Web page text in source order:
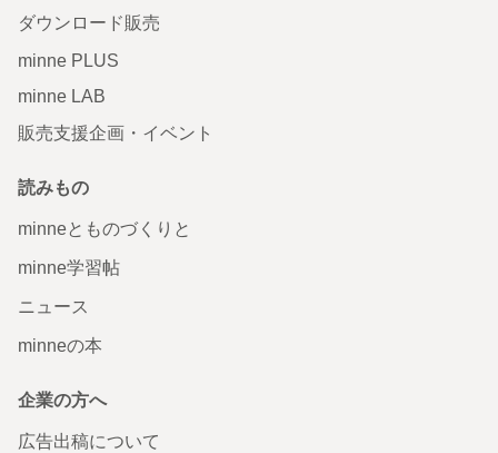
ダウンロード販売
minne PLUS
minne LAB
販売支援企画・イベント
読みもの
minneとものづくりと
minne学習帖
ニュース
minneの本
企業の方へ
広告出稿について